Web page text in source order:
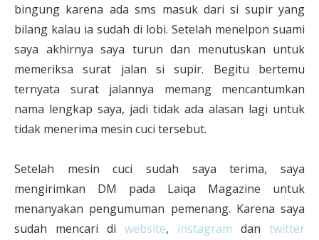
bingung karena ada sms masuk dari si supir yang
bilang kalau ia sudah di lobi. Setelah menelpon suami
saya akhirnya saya turun dan menutuskan untuk
memeriksa surat jalan si supir. Begitu bertemu
ternyata surat jalannya memang mencantumkan
nama lengkap saya, jadi tidak ada alasan lagi untuk
tidak menerima mesin cuci tersebut.
Setelah mesin cuci sudah saya terima, saya
mengirimkan DM pada Laiqa Magazine untuk
menanyakan pengumuman pemenang. Karena saya
sudah mencari di website, instagram dan twitter